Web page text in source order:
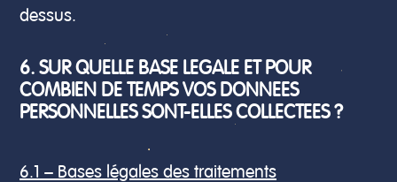
dessus.
6. SUR QUELLE BASE LEGALE ET POUR
COMBIEN DE TEMPS VOS DONNEES
PERSONNELLES SONT-ELLES COLLECTEES ?
6.1 – Bases légales des traitements